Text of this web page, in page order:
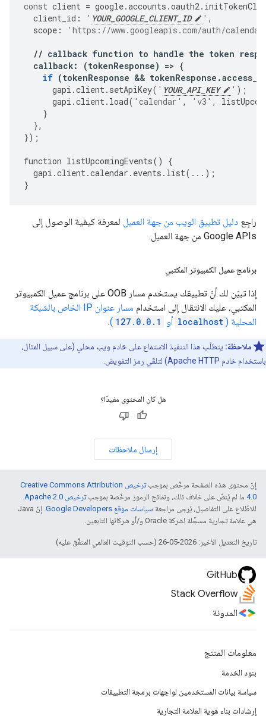
const client = google.accounts .oauth2.
client_id : ' YOUR_GOOGLE_CLIENT_ID ' ,
scope : 'https://www.googleapis.com/auth/
// callback function to handle the token
callback: (tokenResponse) => {
if (tokenResponse && tokenResponse .
gapi .client. setApiKey( ' YOUR_API_KEY ' );
gapi .client. load( 'calendar' , 'v3' ,
}
},
});
function listUpcomingEvents()
{
gapi .client.calendar . events . list( ... );
}
راجِع دليل تطبيق الويب من جهة العميل لمعرفة كيفية الوصول إلى
Google APIs من جهة العميل.
برنامج عميل الكمبيوتر المكتبي
إذا تبيّن لك أنّ تطبيقك يستخدم مسار OOB على برنامج عميل الكمبيوتر
المكتبي، عليك الانتقال إلى استخدام
مسار عنوان IP الخاص بالشبكة
المحلية ( localhost أو 127.0.0.1
)
.
ملاحظة: يتطلّب هذا التنفيذ الاستماع على خادم ويب محلي (على سبيل المثال،
باستخدام خادم Apache HTTP) لتلقّي رمز التفويض.
هل كان المحتوى مفيدًا؟
إرسال ملاحظات
إنّ محتوى هذه الصفحة مرخّص بموجب
ترخيص Creative Commons Attribution
4.0‏ ما لم يُنصّ على خلاف ذلك، ونماذج الرموز مرخّصة بموجبترخيص Apache 2.0‏
.
للاطّلاع على التفاصيل، يُرجى مراجعة سياسات موقع Google Developers‏
. إنّ Java
هي علامة تجارية مسجَّلة لشركة Oracle و/أو شركائها التابعين.
تاريخ التعديل الأخير: 2026-05-26 (حسب التوقيت العالمي المتفَّق عليه)
GitHub
Stack Overflow
المدونة
معلومات المنتج
بنود الخدمة
سياسة بيانات المستخدمين لواجهات برمجة التطبيقات
إرشادات بناء هوية العلامة التجارية